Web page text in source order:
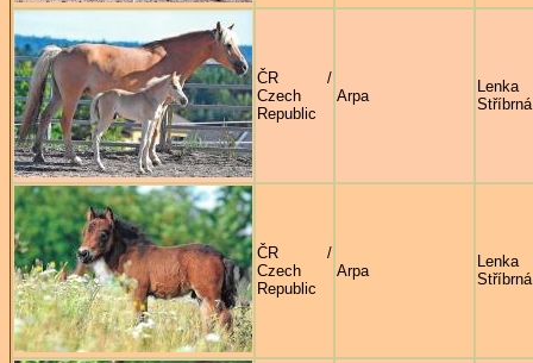
ČR /
Czech
Republic
Arpa
Lenka
Stříbrná
ČR /
Czech
Republic
Arpa
Lenka
Stříbrná